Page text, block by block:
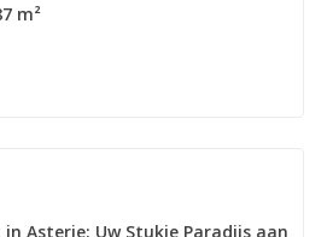
m²
Asterie: Uw Stukje Paradijs aan